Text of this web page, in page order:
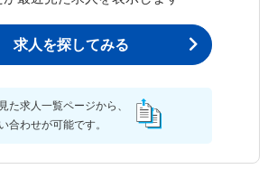
求人を探してみる
た求人一覧ページから、
合わせが可能です。